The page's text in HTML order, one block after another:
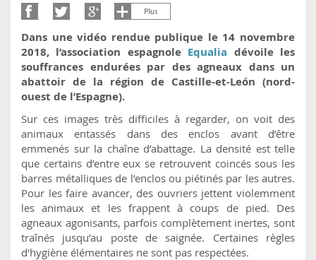
Dans une vidéo rendue publique le 14 novembre
2018, l’association espagnole Equalia dévoile les
souffrances endurées par des agneaux dans un
abattoir de la région de Castille-et-León (nord-
ouest de l’Espagne).
Sur ces images très difficiles à regarder, on voit des
animaux entassés dans des enclos avant d’être
emmenés sur la chaîne d’abattage. La densité est telle
que certains d’entre eux se retrouvent coincés sous les
barres métalliques de l’enclos ou piétinés par les autres.
Pour les faire avancer, des ouvriers jettent violemment
les animaux et les frappent à coups de pied. Des
agneaux agonisants, parfois complètement inertes, sont
traînés jusqu’au poste de saignée. Certaines règles
d'hygiène élémentaires ne sont pas respectées.